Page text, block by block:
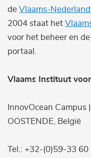
de Vlaams-
2004 staat het
voor het beheer en
portaal.
Vlaams Instituut
InnovOcean Campus
OOSTENDE, België
Tel.: +32-(0)59-33 60